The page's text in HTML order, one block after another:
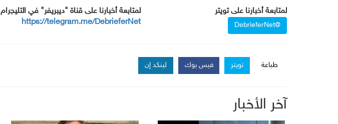
لمتابعة أخبارنا على تويتر
@DebrieferNet
لمتابعة أخبارنا على قناة "ديبريفر" في التليجرام
https://telegram.me/DebrieferNet
طباعة تويتر فيس بوك لينكد إن
آخر الأخبار